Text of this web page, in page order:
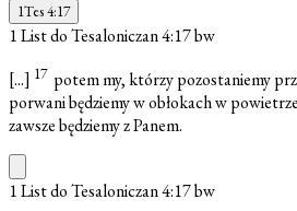
1Tes 4:17
1 List do Tesaloniczan 4:17bw
[...] 17 potem my, którzy pozostaniemy
porwani będziemy w obłokach w
zawsze będziemy z Panem.
1 List do Tesaloniczan 4:17bw